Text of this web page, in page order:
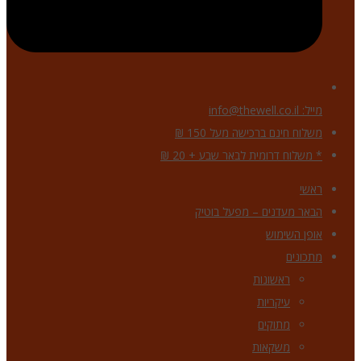
מייל: info@thewell.co.il
משלוח חינם ברכישה מעל 150 ₪
* משלוח דרומית לבאר שבע + 20 ₪
ראשי
הבאר מעדנים – מפעל בוטיק
אופן השימוש
מתכונים
ראשונות
עיקריות
מתוקים
משקאות